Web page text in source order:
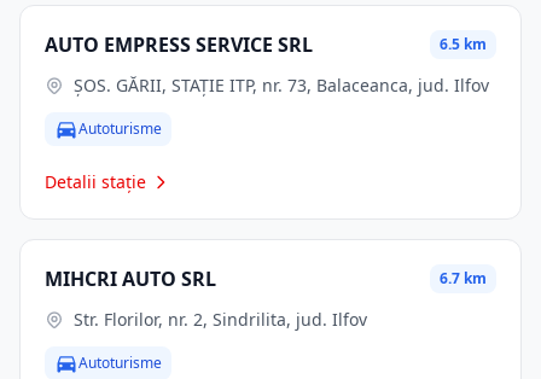
AUTO EMPRESS SERVICE SRL 6.5 km
ŞOS. GĂRII, STAŢIE ITP, nr. 73, Balaceanca, jud. Ilfov
Autoturisme
Detalii stație
MIHCRI AUTO SRL 6.7 km
Str. Florilor, nr. 2, Sindrilita, jud. Ilfov
Autoturisme